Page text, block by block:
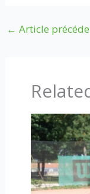
← Article